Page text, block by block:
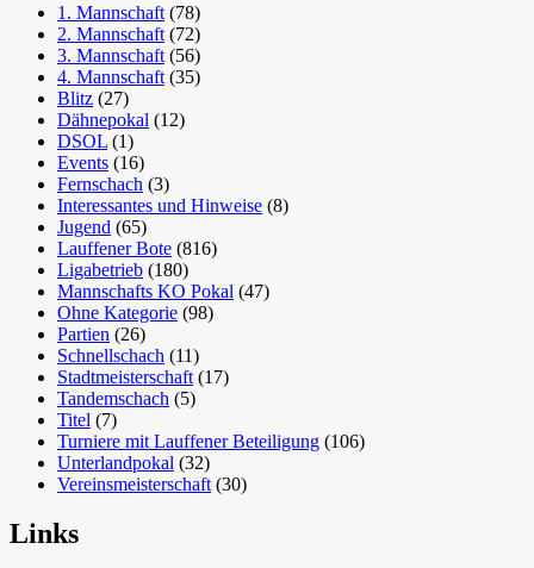
1. Mannschaft (78)
2. Mannschaft (72)
3. Mannschaft (56)
4. Mannschaft (35)
Blitz (27)
Dähnepokal (12)
DSOL (1)
Events (16)
Fernschach (3)
Interessantes und Hinweise (8)
Jugend (65)
Lauffener Bote (816)
Ligabetrieb (180)
Mannschafts KO Pokal (47)
Ohne Kategorie (98)
Partien (26)
Schnellschach (11)
Stadtmeisterschaft (17)
Tandemschach (5)
Titel (7)
Turniere mit Lauffener Beteiligung (106)
Unterlandpokal (32)
Vereinsmeisterschaft (30)
Links